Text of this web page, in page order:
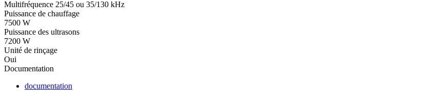
Multifréquence 25/45 ou 35/130 kHz
Puissance de chauffage
7500 W
Puissance des ultrasons
7200 W
Unité de rinçage
Oui
Documentation
documentation